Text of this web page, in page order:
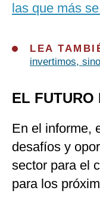
las que más
LEA
invertimos,
EL FUTURO
En el informe,
desafíos y
sector para el
para los